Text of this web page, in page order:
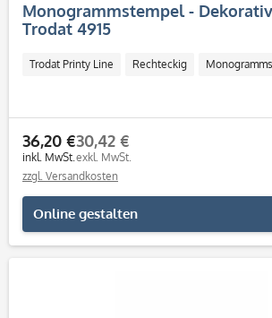
Monogrammstempel -
Trodat 4915
Trodat Printy Line Rechteckig
36,20 €
inkl. MwSt.
30,42 €
exkl. MwSt.
zzgl. Versandkosten
Online gestalten